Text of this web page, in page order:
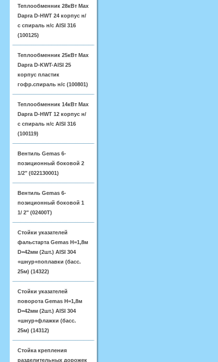
Теплообменник 28кВт Max
Dapra D-HWT 24 корпус н/
с спираль н/с AISI 316
(100125)
Теплообменник 25кВт Max
Dapra D-KWT-AISI 25
корпус пластик
гофр.спираль н/с (100801)
Теплообменник 14кВт Max
Dapra D-HWT 12 корпус н/
с спираль н/с AISI 316
(100119)
Вентиль Gemas 6-
позиционный боковой 2
1/2" (022130001)
Вентиль Gemas 6-
позиционный боковой 1
1/ 2" (02400T)
Стойки указателей
фальстарта Gemas H=1,8м
D=42мм (2шт.) AISI 304
+шнур+поплавки (басс.
25м) (14322)
Стойки указателей
поворота Gemas H=1,8м
D=42мм (2шт.) AISI 304
+шнур+флажки (басс.
25м) (14312)
Стойка крепления
разделительных дорожек